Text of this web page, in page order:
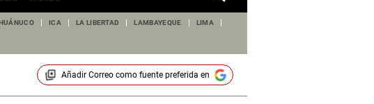
de
ICA LA LIBERTAD LAMBAYEQUE LIMA
Añadir Correocomo fuente preferida en